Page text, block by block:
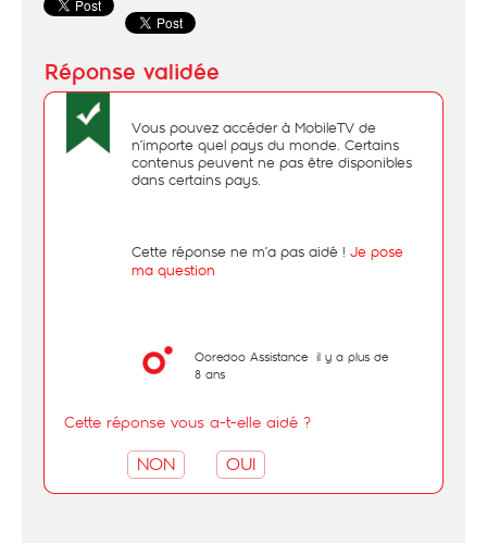
Vous pouvez accéder à MobileTV de
n’importe quel pays du monde. Certains
contenus peuvent ne pas être disponibles
dans certains pays.
Cette réponse ne m’a pas aidé ! Je pose
ma question
Ooredoo Assistance il y a plus de
8 ans
Cette réponse vous a-t-elle aidé ?
NON OUI